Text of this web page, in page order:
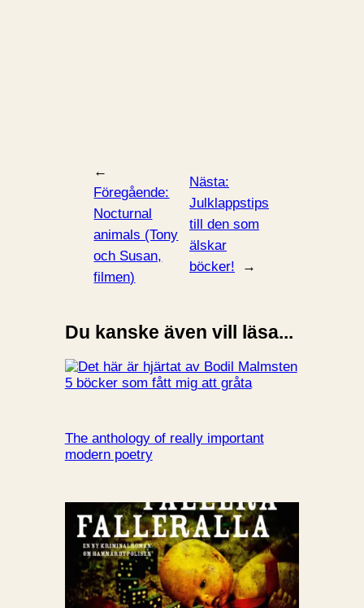
←
Föregående:
Nocturnal
animals (Tony
och Susan,
filmen)
Nästa:
Julklappstips
till den som
älskar
böcker!
→
Du kanske även vill läsa...
5 böcker som fått mig att gråta
The anthology of really important
modern poetry